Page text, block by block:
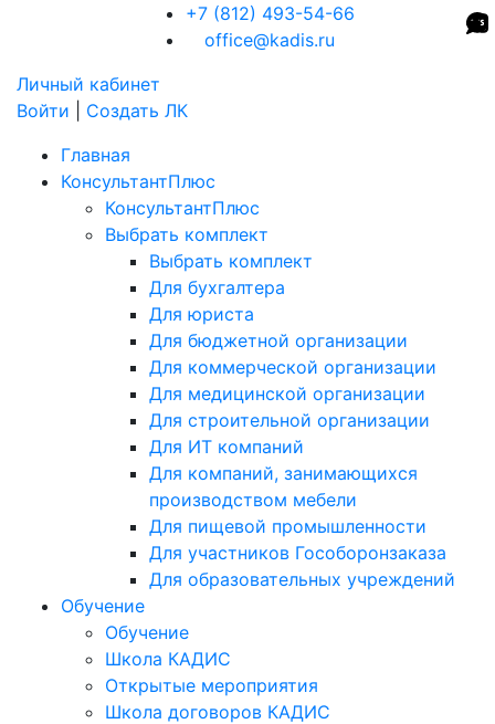
+7 (812) 493-54-66
office@kadis.ru
Личный кабинет
Войти
Создать ЛК
Главная
КонсультантПлюс
КонсультантПлюс
Выбрать комплект
Выбрать комплект
Для бухгалтера
Для юриста
Для бюджетной организации
Для коммерческой организации
Для медицинской организации
Для строительной организации
Для ИТ компаний
Для компаний, занимающихся
производством мебели
Для пищевой промышленности
Для участников Гособоронзаказа
Для образовательных учреждений
Обучение
Обучение
Школа КАДИС
Открытые мероприятия
Школа договоров КАДИС